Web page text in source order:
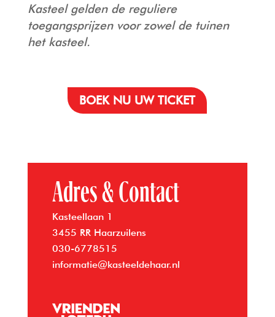
Kasteel gelden de reguliere
toegangsprijzen voor zowel de tuinen als
het kasteel.
BOEK NU UW TICKET
Adres & Contact
Kasteellaan 1
3455 RR Haarzuilens
030-6778515
informatie@kasteeldehaar.nl